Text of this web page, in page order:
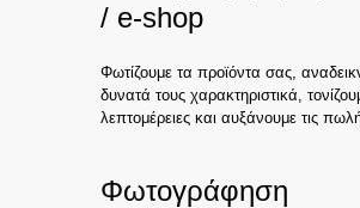
/ e-shop
Φωτίζουμε τα προϊόντα σας,
δυνατά τους χαρακτηριστικά,
λεπτομέρειες και αυξάνουμε τις
Φωτογράφηση